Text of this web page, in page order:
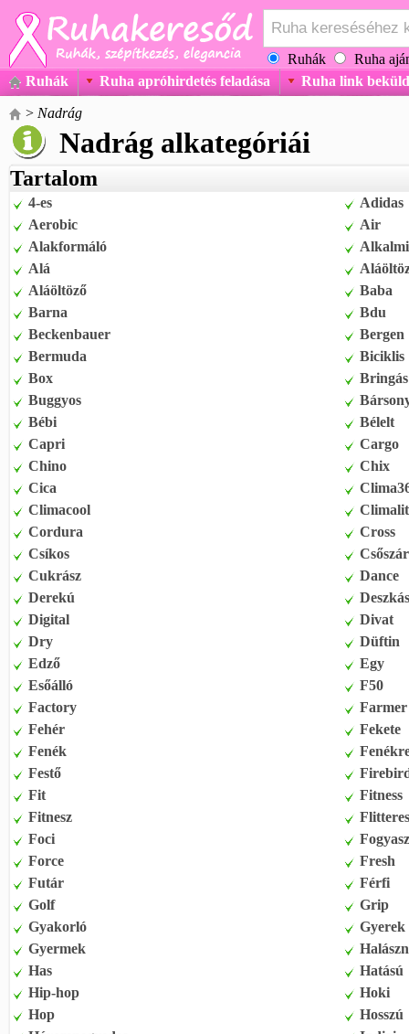
Ruhák
Ruha
Ruhák
Ruha apróhirdetés feladása Ruha link
> Nadrág
Nadrág alkategóriái
Tartalom
4-es
Adidas
Aerobic
Air
Alakformáló
Alkalmi
Alá
Aláöltöző
Baba
Barna
Bdu
Beckenbauer
Bergen
Bermuda
Biciklis
Box
Bringás
Buggyos
Bébi
Bélelt
Capri
Cargo
Chino
Chix
Cica
Climacool
Cordura
Cross
Csíkos
Cukrász
Dance
Derekú
Deszkás
Digital
Divat
Dry
Düftin
Edző
Egy
Esőálló
F50
Factory
Farmer
Fehér
Fekete
Fenék
Festő
Fit
Fitness
Fitnesz
Flitteres
Foci
Force
Fresh
Futár
Férfi
Golf
Grip
Gyakorló
Gyerek
Gyermek
Has
Hatású
Hip-hop
Hoki
Hop
Hosszú